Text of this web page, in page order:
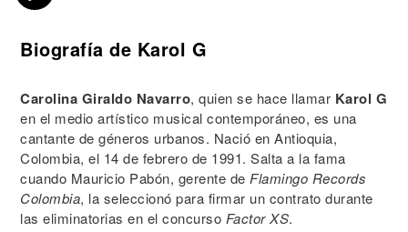
Biografía de Karol G
Carolina Giraldo Navarro, quien se hace llamar Karol G
en el medio artístico musical contemporáneo, es una
cantante de géneros urbanos. Nació en Antioquia,
Colombia, el 14 de febrero de 1991. Salta a la fama
cuando Mauricio Pabón, gerente de Flamingo Records
Colombia, la seleccionó para firmar un contrato durante
las eliminatorias en el concurso Factor XS.